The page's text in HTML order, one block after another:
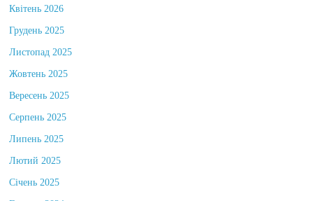
Квітень 2026
Грудень 2025
Листопад 2025
Жовтень 2025
Вересень 2025
Серпень 2025
Липень 2025
Лютий 2025
Січень 2025